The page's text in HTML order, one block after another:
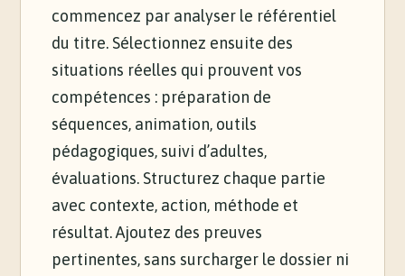
commencez par analyser le référentiel
du titre. Sélectionnez ensuite des
situations réelles qui prouvent vos
compétences : préparation de
séquences, animation, outils
pédagogiques, suivi d’adultes,
évaluations. Structurez chaque partie
avec contexte, action, méthode et
résultat. Ajoutez des preuves
pertinentes, sans surcharger le dossier ni